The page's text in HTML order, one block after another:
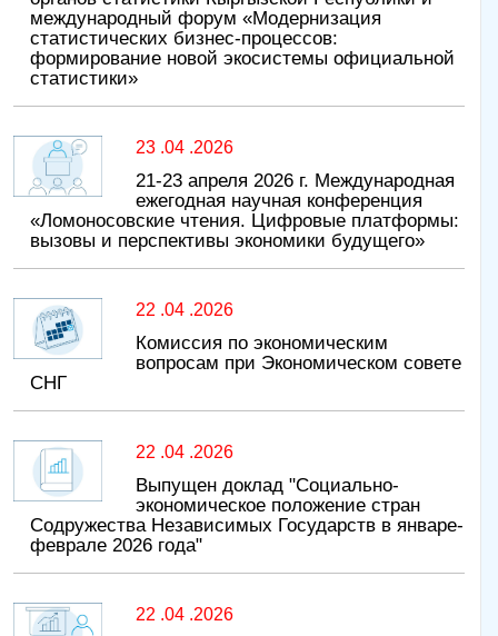
международный форум «Модернизация
статистических бизнес-процессов:
формирование новой экосистемы официальной
статистики»
23 .04 .2026
21-23 апреля 2026 г. Международная
ежегодная научная конференция
«Ломоносовские чтения. Цифровые платформы:
вызовы и перспективы экономики будущего»
22 .04 .2026
Комиссия по экономическим
вопросам при Экономическом совете
СНГ
22 .04 .2026
Выпущен доклад "Социально-
экономическое положение стран
Содружества Независимых Государств в январе-
феврале 2026 года"
22 .04 .2026